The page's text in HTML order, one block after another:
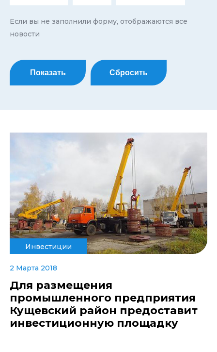
Если вы не заполнили форму, отображаются все
новости
Показать Сбросить
Инвестиции
2 Марта 2018
Для размещения
промышленного предприятия
Кущевский район предоставит
инвестиционную площадку